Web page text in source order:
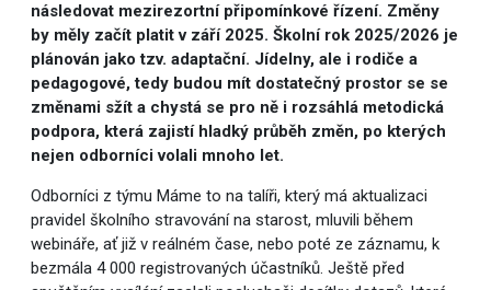
následovat mezirezortní připomínkové řízení. Změny
by měly začít platit v září 2025. Školní rok 2025/2026 je
plánován jako tzv. adaptační. Jídelny, ale i rodiče a
pedagogové, tedy budou mít dostatečný prostor se se
změnami sžít a chystá se pro ně i rozsáhlá metodická
podpora, která zajistí hladký průběh změn, po kterých
nejen odborníci volali mnoho let.
Odborníci z týmu Máme to na talíři, který má aktualizaci
pravidel školního stravování na starost, mluvili během
webináře, ať již v reálném čase, nebo poté ze záznamu, k
bezmála 4 000 registrovaných účastníků. Ještě před